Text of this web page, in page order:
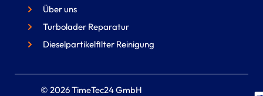
Über uns
Turbolader Reparatur
Dieselpartikelfilter Reinigung
© 2026 TimeTec24 GmbH